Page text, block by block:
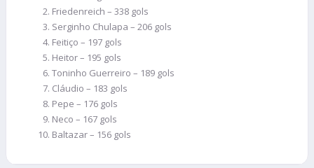
Friedenreich – 338 gols
Serginho Chulapa – 206 gols
Feitiço – 197 gols
Heitor – 195 gols
Toninho Guerreiro – 189 gols
Cláudio – 183 gols
Pepe – 176 gols
Neco – 167 gols
Baltazar – 156 gols